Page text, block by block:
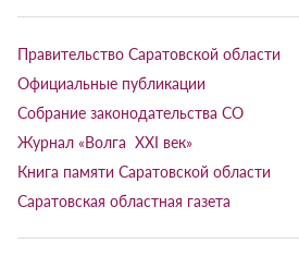
Правительство Саратовской области
Официальные публикации
Собрание законодательства СО
Журнал «Волга XXI век»
Книга памяти Саратовской области
Саратовская областная газета